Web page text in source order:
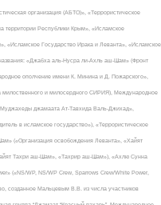
организация (АБТО)», «Террористическое
территории Республики Крым», «Исламское
«Исламское Государство Ирака и Леванта», «Исламское
«Джабха аль-Нусра ли-Ахль аш-Шам» (Фронт
ополчение имени К. Минина и Д. Пожарского»,
милоственного и милосердного СИРИЯ), Международное
джамаата Ат-Тавхида Валь-Джихад»,
в исламское государство»), «Террористическое
(«Организация освобождения Леванта», «Хайят
Тахри аш-Шам», «Тахрир аш-Шам»), «Ахлю Сунна
(«NS/WP, NS/WP Crew, Sparrows Crew/White Power,
созданное Мальцевым В.В. из числа участников